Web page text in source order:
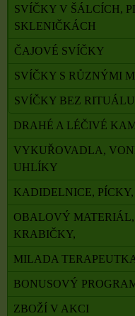
SVÍČKY V ŠÁLCÍCH,
SKLENIČKÁCH
ČAJOVÉ SVÍČKY
SVÍČKY S RŮZNÝMI
SVÍČKY BEZ RITUÁLU
DRAHÉ A LÉČIVÉ
VYKUŘOVADLA,
UHLÍKY
KADIDELNICE,
OBALOVÝ
KRABIČKY,
MILADA
BONUSOVÝ
ZBOŽÍ V AKCI